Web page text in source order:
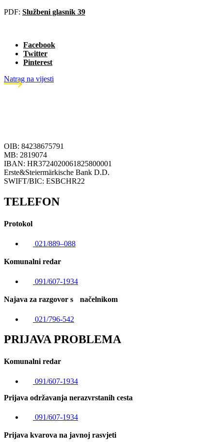
PDF: Službeni glasnik 39
Facebook
Twitter
Pinterest
Natrag na vijesti
OIB: 84238675791
MB: 2819074
IBAN: HR3724020061825800001
Erste&Steiermärkische Bank D.D.
SWIFT/BIC: ESBCHR22
TELEFON
Protokol
021/889–088
Komunalni redar
091/607-1934
Najava za razgovor s načelnikom
021/796-542
PRIJAVA PROBLEMA
Komunalni redar
091/607-1934
Prijava održavanja nerazvrstanih cesta
091/607-1934
Prijava kvarova na javnoj rasvjeti